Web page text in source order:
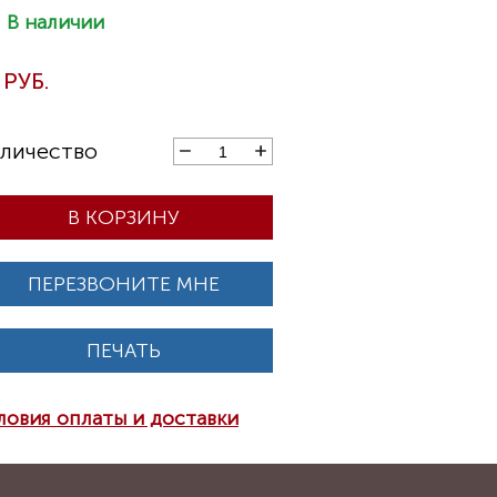
В КОРЗИНУ
ПЕРЕЗВОНИТЕ МНЕ
ПЕЧАТЬ
оплаты и доставки